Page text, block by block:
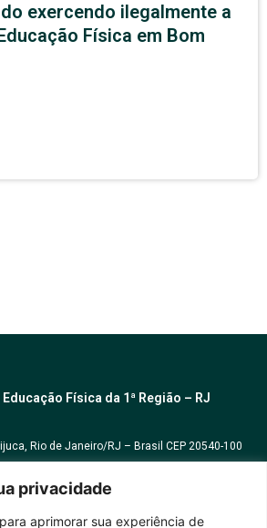
privacidade
aprimorar sua experiência de
exercendo ilegalmente a
Física em Bom
Física da 1ª Região – RJ
Rio de Janeiro/RJ – Brasil CEP 20540-100